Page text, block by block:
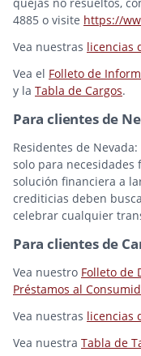
4885 o visite https://
Vea nuestras licencias
Vea el Folleto de
y la Tabla de Cargos.
Para clientes de
Residentes de
solo para necesidades
solución financiera a
crediticias deben
celebrar cualquier
Para clientes de
Vea nuestro Folleto de
Préstamos al
Vea nuestras licencias
Vea nuestra Tabla de